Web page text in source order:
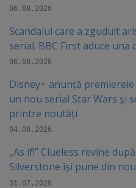
06.08.2026
Scandalul care a zguduit
serial. BBC First aduce
06.08.2026
Disney+ anunță
un nou serial Star Wars și
printre noutăți
04.08.2026
„As if!” Clueless revine
Silverstone își pune din
31.07.2026